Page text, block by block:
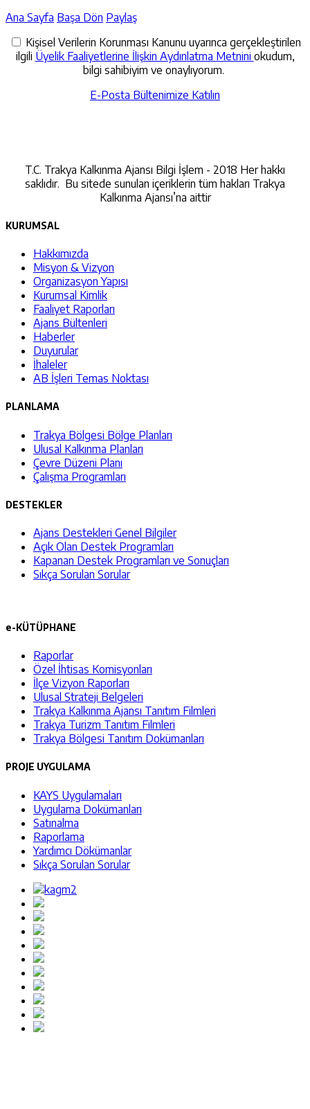
Ana Sayfa Başa Dön Paylaş
Kişisel Verilerin Korunması Kanunu uyarınca gerçekleştirilen
ilgili Üyelik Faaliyetlerine İlişkin Aydınlatma Metnini okudum,
bilgi sahibiyim ve onaylıyorum.
E-Posta Bültenimize Katılın
T.C. Trakya Kalkınma Ajansı Bilgi İşlem - 2018 Her hakkı
saklıdır. Bu sitede sunulan içeriklerin tüm hakları Trakya
Kalkınma Ajansı’na aittir
KURUMSAL
Hakkımızda
Misyon & Vizyon
Organizasyon Yapısı
Kurumsal Kimlik
Faaliyet Raporları
Ajans Bültenleri
Haberler
Duyurular
İhaleler
AB İşleri Temas Noktası
PLANLAMA
Trakya Bölgesi Bölge Planları
Ulusal Kalkınma Planları
Çevre Düzeni Planı
Çalışma Programları
DESTEKLER
Ajans Destekleri Genel Bilgiler
Açık Olan Destek Programları
Kapanan Destek Programları ve Sonuçları
Sıkça Sorulan Sorular
e-KÜTÜPHANE
Raporlar
Özel İhtisas Komisyonları
İlçe Vizyon Raporları
Ulusal Strateji Belgeleri
Trakya Kalkınma Ajansı Tanıtım Filmleri
Trakya Turizm Tanıtım Filmleri
Trakya Bölgesi Tanıtım Dokümanları
PROJE UYGULAMA
KAYS Uygulamaları
Uygulama Dokümanları
Satınalma
Raporlama
Yardımcı Dökümanlar
Sıkça Sorulan Sorular